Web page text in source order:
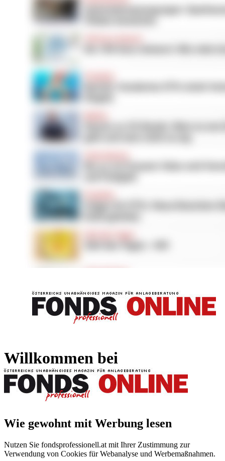
Willkommen bei
Wie gewohnt mit Werbung lesen
Nutzen Sie fondsprofessionell.at mit Ihrer Zustimmung zur
Verwendung von Cookies für Webanalyse und Werbemaßnahmen.